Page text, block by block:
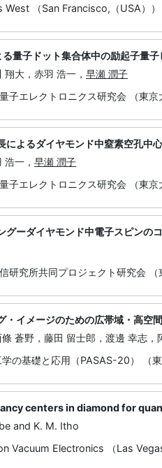
West （San Francisco,（USA）
量子ドット集合体中の励起子量子
大，赤羽 浩一， 早瀬 潤子
子エレクトロニクス研究会 （東
によるダイヤモンド中窒素空孔中
一， 早瀬 潤子
子エレクトロニクス研究会 （東
グーダイヤモンド中電子スピンの
研究所共同プロジェクト研究会
・イメージのための広帯域・高空
蒼野，藤田 留士郎，渡邊 幸志，
の基礎と応用（PASAS-20） （
centers in diamond for
and K. M. Itho
Vacuum Electronics （Las